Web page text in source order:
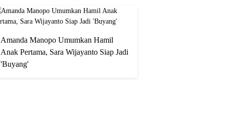
Amanda Manopo Umumkan Hamil
Anak Pertama, Sara Wijayanto Siap Jadi
'Buyang'